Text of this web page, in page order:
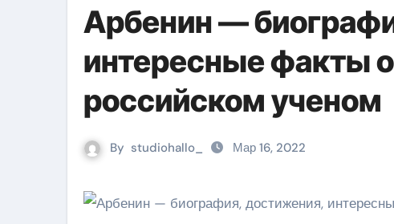
Арбенин —
интересные факты
российском ученом
By studiohallo_ Мар 16, 2022